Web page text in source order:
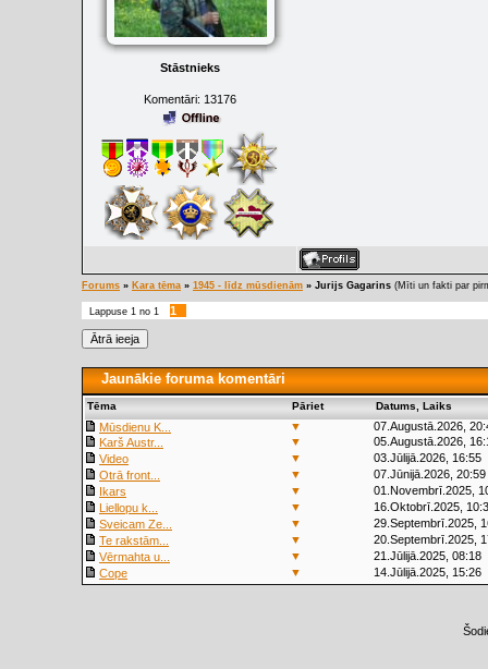
Stāstnieks
Komentāri: 13176
Forums » Kara tēma » 1945 - līdz mūsdienām » Jurijs Gagarins (Mīti un fakti par
Lappuse 1 no 1 1
Jaunākie foruma komentāri
Tēma Pāriet Datums, Laiks
Mūsdienu K... ▼
07.Augustā.2026,
Karš Austr...
▼
05.Augustā.2026,
Video
▼
03.Jūlijā.2026, 16:55
Otrā front...
▼
07.Jūnijā.2026, 20:59
Ikars
▼
01.Novembrī.2025,
Liellopu k...
▼
16.Oktobrī.2025,
Sveicam Ze...
▼
29.Septembrī.2025,
Te rakstām...
▼
20.Septembrī.2025,
Vērmahta u...
▼
21.Jūlijā.2025, 08:18
Cope
▼ 14.Jūlijā.2025, 15:26